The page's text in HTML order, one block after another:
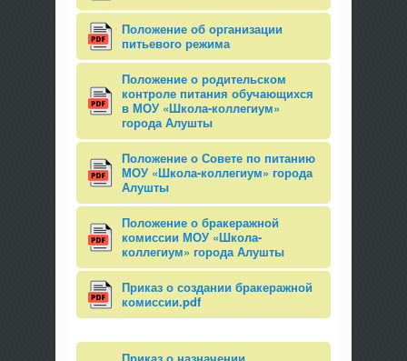
Положение об организации
питьевого режима
Положение о родительском
контроле питания обучающихся
в МОУ «Школа-коллегиум»
города Алушты
Положение о Совете по питанию
МОУ «Школа-коллегиум» города
Алушты
Положение о бракеражной
комиссии МОУ «Школа-
коллегиум» города Алушты
Приказ о создании бракеражной
комиссии.pdf